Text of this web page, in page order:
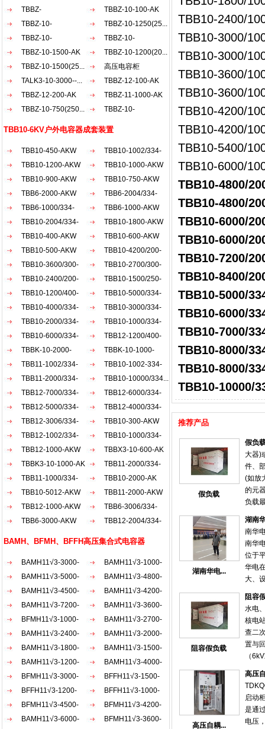
AKW AKW
TBBZ-
900（200+30...
TBBZ-10-100-AK
TBBZ-10-
1200（20...
TBBZ-10-1250(25...
TBBZ-10-
900（150...
TBBZ-10-
1500（50...
TBBZ-10-1500-AK
TBBZ-10-1200(20...
TBBZ-10-1500(25...
高压电容柜
TALK3-10-3000--...
TBBZ-12-100-AK
TBBZ-12-200-AK
TBBZ-11-1000-AK
TBBZ-10-750(250...
TBBZ-10-
1800（30...
TBB10-6KV户外电容器成套装置
TBB10-450-AKW
TBB10-1002/334-
AKW
TBB10-1200-AKW
TBB10-1000-AKW
TBB10-900-AKW
TBB10-750-AKW
TBB6-2000-AKW
TBB6-2004/334-
AKW
TBB6-1000/334-
AKW
TBB6-1000-AKW
TBB10-2004/334-
AKW
TBB10-1800-AKW
TBB10-400-AKW
TBB10-600-AKW
TBB10-500-AKW
TBB10-4200/200-
AKW
TBB10-3600/300-
AKW
TBB10-2700/300-
AKW
TBB10-2400/200-
AKW
TBB10-1500/250-
AKW
TBB10-1200/400-
AKW
TBB10-5000/334-
AKW
TBB10-4000/334-
AKW
TBB10-3000/334-
AKW
TBB10-2000/334-
AKW
TBB10-1000/334-
AKW
TBB10-6000/334-
AKW
TBB12-1200/400-
AKW
TBBK-10-2000-
AKW
TBBK-10-1000-
AKW
TBB11-1002/334-
AKW
TBB10-1002-334-
AKW
TBB11-2000/334-
AKW
TBB10-10000/334...
TBB12-7000/334-
AKW
TBB12-6000/334-
AKW
TBB12-5000/334-
AKW
TBB12-4000/334-
AKW
TBB12-3006/334-
AKW
TBB10-300-AKW
TBB12-1002/334-
AKW
TBB10-1000/334-
ACW
TBB12-1000-AKW
TBBX3-10-600-AK
TBBK3-10-1000-AK
TBB11-2000/334-
akw
TBB11-1000/334-
akw
TBB10-2000-AK
TBB10-5012-AKW
TBB11-2000-AKW
TBB12-1000-AKW
TBB6-3006/334-
AKW
TBB6-3000-AKW
TBB12-2004/334-
AKW
BAMH、BFMH、BFFH高压集合式电容器
BAMH11√3-3000-
1×3W
BAMH11√3-1000-
1×3W
BAMH11√3-5000-
1×3W
BAMH11√3-4800-
1×3W
BAMH11√3-4500-
1×3W
BAMH11√3-4200-
1×3W
BAMH11√3-7200-
1×3W
BAMH11√3-3600-
1×3W
BFMH11√3-1000-
1×3W
BAMH11√3-2700-
1×3W
BAMH11√3-2400-
1×3W
BAMH11√3-2000-
1×3W
BAMH11√3-1800-
1×3W
BAMH11√3-1500-
1×3W
BAMH11√3-1200-
1×3W
BAMH11√3-4000-
1×3W
BFMH11√3-3000-
1×3W
BFFH11√3-1500-
1×3W
BFFH11√3-1200-
1×3W
BFFH11√3-1000-
1×3W
BFMH11√3-4500-
1×3W
BFMH11√3-4200-
1×3W
BAMH11√3-6000-
BFMH11√3-3600-
TBB10-2400/
TBB10-3000/
TBB10-3000/
TBB10-3600/
TBB10-3600/
TBB10-4200/
TBB10-4200/
TBB10-5400/
TBB10-6000/
TBB10-4800/
TBB10-4800/
TBB10-6000/
TBB10-6000/
TBB10-7200/
TBB10-8400/
TBB10-5000/
TBB10-6000/
TBB10-7000/
TBB10-8000/
TBB10-8000/
TBB10-10000/
推荐产品
假负载
假负
大器)
件、
(如放
的元
负载
抗匹
时使
电阻
发射
要匹
湖南华电...
湖南
南华
南华
位于
华电
大、
好等
于国
平江
术人
随着
式受
来重
电，
段 。
的单
力保
础。
阻容假负载
阻容
水电
核电
查二
置与
（
容器
压备
性。
护可
比普
备的
高压自耦...
高压
启动
是通
电压